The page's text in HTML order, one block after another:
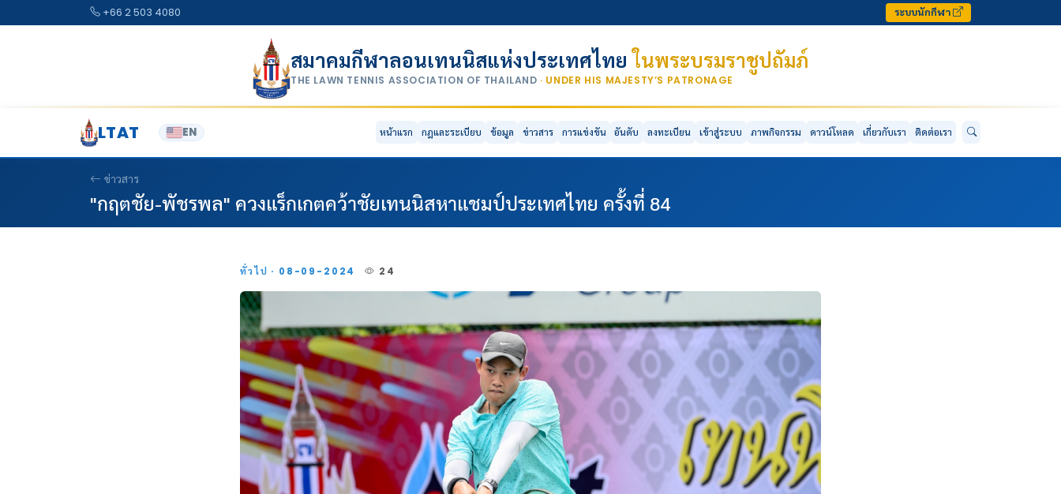
+66 2 503 4080 ระบบนักกีฬา
สมาคมกีฬาลอนเทนนิสแห่งประเทศไทยในพระบรมราชูปถัมภ์
THE LAWN TENNIS ASSOCIATION OF THAILAND · UNDER HIS MAJESTY’S PATRONAGE
LTAT EN หน้าแรก กฎและระเบียบ ข้อมูล ข่าวสาร การแข่งขัน อันดับ ลงทะเบียน เข้าสู่ระบบ ภาพกิจกรรม ดาวน์โหลด เกี่ยวกับเรา ติดต่อเรา
ข่าวสาร
"กฤตชัย-พัชรพล" ควงแร็กเกตคว้าชัยเทนนิสหาแชมป์ประเทศไทย ครั้งที่ 84
ทั่วไป · 08-09-2024 24